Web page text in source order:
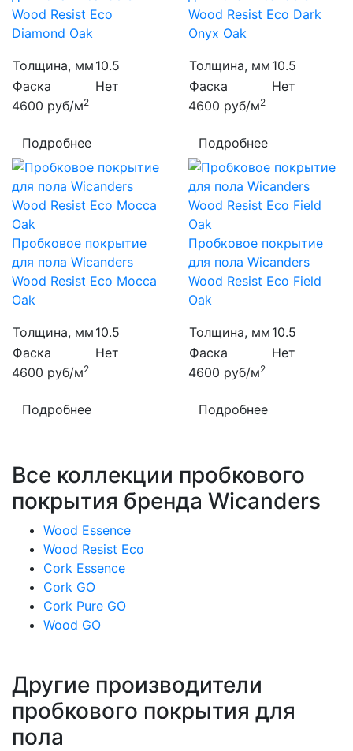
Wood Resist Eco
Diamond Oak
Толщина, мм 10.5
Фаска
Нет
4600 руб/м2
Подробнее
Wood Resist Eco Dark
Onyx Oak
Толщина, мм 10.5
Фаска
Нет
4600 руб/м2
Подробнее
Пробковое покрытие
для пола Wicanders
Wood Resist Eco Mocca
Oak
Толщина, мм 10.5
Фаска
Нет
4600 руб/м2
Подробнее
Пробковое покрытие
для пола Wicanders
Wood Resist Eco Field
Oak
Толщина, мм 10.5
Фаска
Нет
4600 руб/м2
Подробнее
Все коллекции пробкового
покрытия бренда Wicanders
Wood Essence
Wood Resist Eco
Cork Essence
Cork GO
Cork Pure GO
Wood GO
Другие производители
пробкового покрытия для
пола